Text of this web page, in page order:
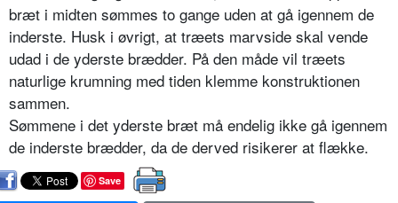
bræt i midten sømmes to gange uden at gå igennem de
inderste. Husk i øvrigt, at træets marvside skal vende
udad i de yderste brædder. På den måde vil træets
naturlige krumning med tiden klemme konstruktionen
sammen.
Sømmene i det yderste bræt må endelig ikke gå igennem
de inderste brædder, da de derved risikerer at flække.
Save